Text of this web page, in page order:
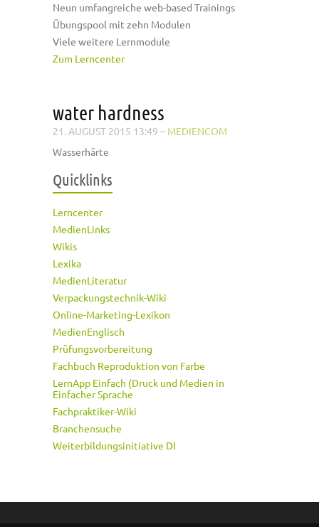
Neun umfangreiche web-based Trainings
Übungspool mit zehn Modulen
Viele weitere Lernmodule
Zum Lerncenter
water hardness
21. AUGUST 2015 13:49 – MEDIENCOM
Wasserhärte
Quicklinks
Lerncenter
MedienLinks
Wikis
Lexika
MedienLiteratur
Verpackungstechnik-Wiki
Online-Marketing-Lexikon
MedienEnglisch
Prüfungsvorbereitung
Fachbuch Reproduktion von Farbe
LernApp Einfach (Druck und Medien in
Einfacher Sprache
Fachpraktiker-Wiki
Branchensuche
Weiterbildungsinitiative DI